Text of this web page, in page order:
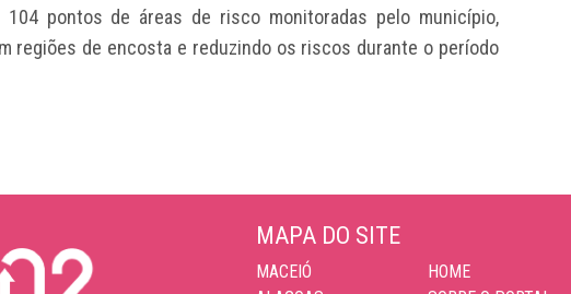
104 pontos de áreas de risco monitoradas pelo município,
regiões de encosta e reduzindo os riscos durante o período
MAPA DO SITE
MACEIÓ
HOME